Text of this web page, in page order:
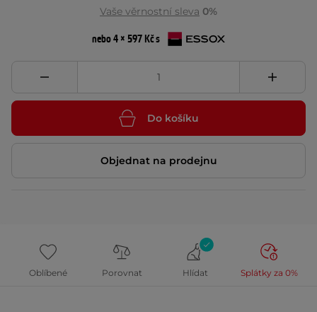
Vaše věrnostní sleva 0%
nebo 4 × 597 Kč s
Do košíku
Objednat na prodejnu
Oblíbené Porovnat Hlídat Splátky za 0%